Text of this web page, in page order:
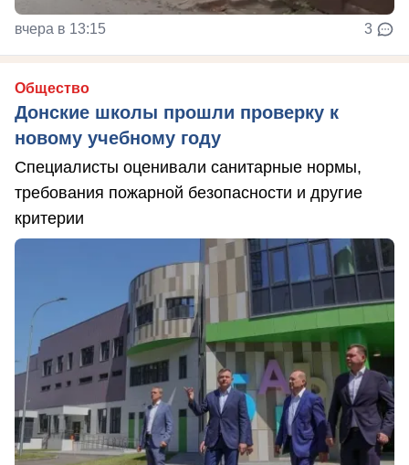
вчера в 13:15 3
Общество
Донские школы прошли проверку к
новому учебному году
Специалисты оценивали санитарные нормы,
требования пожарной безопасности и другие
критерии